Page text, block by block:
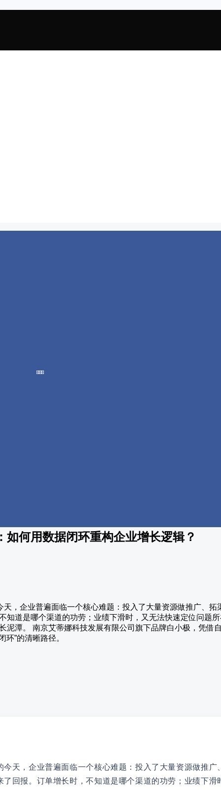
如何用数据闭环重构企业增长逻辑？
天，企业普遍面临一个核心难题：投入了大量资源做推广、
知道是哪个渠道的功劳；业绩下滑时，又无法快速定位问题所
泥潭。 南京艾蒂娜科技发展有限公司旗下品牌白小极，凭借
环”的清晰路径。
今天，企业普遍面临一个核心难题：投入了大量资源做推广
了回报。订单增长时，不知道是哪个渠道的功劳；业绩下滑